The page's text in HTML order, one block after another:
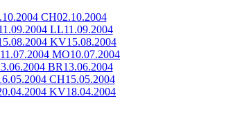
CH02.10.2004
LL11.09.2004
KV15.08.2004
11.07.2004 MO10.07.2004
BR13.06.2004
CH15.05.2004
KV18.04.2004